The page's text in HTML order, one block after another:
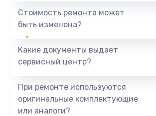
1440 руб.
Ремонт южного моста
Замена батарейки BIOS
Стоимость ремонта может
быть изменена?
Какие документы выдает
сервисный центр?
При ремонте используются
оригинальные комплектующие
или аналоги?